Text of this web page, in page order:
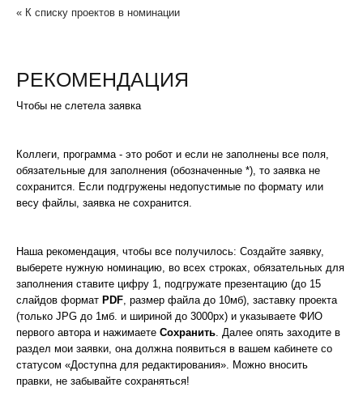
« К списку проектов в номинации
РЕКОМЕНДАЦИЯ
Чтобы не слетела заявка
Коллеги, программа - это робот и если не заполнены все поля,
обязательные для заполнения (обозначенные *), то заявка не
сохранится. Если подгружены недопустимые по формату или
весу файлы, заявка не сохранится.
Наша рекомендация, чтобы все получилось: Создайте заявку,
выберете нужную номинацию, во всех строках, обязательных для
заполнения ставите цифру 1, подгружате презентацию (до 15
слайдов формат PDF, размер файла до 10мб), заставку проекта
(только JPG до 1мб. и шириной до 3000px) и указываете ФИО
первого автора и нажимаете Сохранить. Далее опять заходите в
раздел мои заявки, она должна появиться в вашем кабинете со
статусом «Доступна для редактирования». Можно вносить
правки, не забывайте сохраняться!